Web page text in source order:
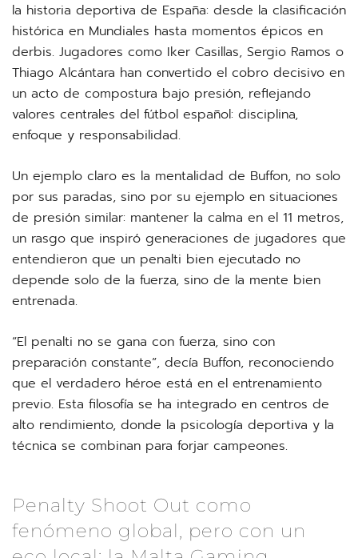
la historia deportiva de España: desde la clasificación
histórica en Mundiales hasta momentos épicos en
derbis. Jugadores como Iker Casillas, Sergio Ramos o
Thiago Alcántara han convertido el cobro decisivo en
un acto de compostura bajo presión, reflejando
valores centrales del fútbol español: disciplina,
enfoque y responsabilidad.
Un ejemplo claro es la mentalidad de Buffon, no solo
por sus paradas, sino por su ejemplo en situaciones
de presión similar: mantener la calma en el 11 metros,
un rasgo que inspiró generaciones de jugadores que
entendieron que un penalti bien ejecutado no
depende solo de la fuerza, sino de la mente bien
entrenada.
“El penalti no se gana con fuerza, sino con
preparación constante”, decía Buffon, reconociendo
que el verdadero héroe está en el entrenamiento
previo. Esta filosofía se ha integrado en centros de
alto rendimiento, donde la psicología deportiva y la
técnica se combinan para forjar campeones.
Penalty Shoot Out como
fenómeno global, pero con un